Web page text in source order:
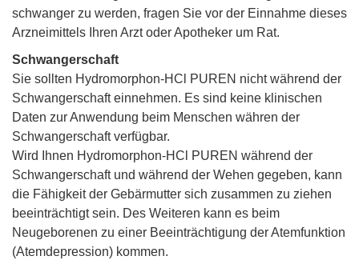
schwanger zu werden, fragen Sie vor der Einnahme dieses
Arzneimittels Ihren Arzt oder Apotheker um Rat.
Schwangerschaft
Sie sollten Hydromorphon-HCl PUREN nicht während der
Schwangerschaft einnehmen. Es sind keine klinischen
Daten zur Anwendung beim Menschen währen der
Schwangerschaft verfügbar.
Wird Ihnen Hydromorphon-HCl PUREN während der
Schwangerschaft und während der Wehen gegeben, kann
die Fähigkeit der Gebärmutter sich zusammen zu ziehen
beeinträchtigt sein. Des Weiteren kann es beim
Neugeborenen zu einer Beeinträchtigung der Atemfunktion
(Atemdepression) kommen.